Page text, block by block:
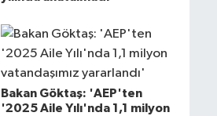
Bakan Göktaş: 'AEP'ten
'2025 Aile Yılı'nda 1,1 milyon